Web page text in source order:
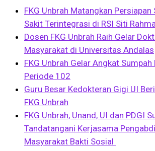
FKG Unbrah Matangkan Persiapan
Sakit Terintegrasi di RSI Siti
Dosen FKG Unbrah Raih Gelar
Masyarakat di Universitas Andalas
FKG Unbrah Gelar Angkat
Periode 102
Guru Besar Kedokteran Gigi UI
FKG Unbrah
FKG Unbrah, Unand, UI dan PDGI
Tandatangani Kerjasama
Masyarakat Bakti Sosial